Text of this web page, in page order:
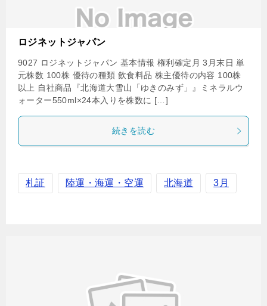
ロジネットジャパン
9027 ロジネットジャパン 基本情報 権利確定月 3月末日 単
元株数 100株 優待の種類 飲食料品 株主優待の内容 100株
以上 自社商品『北海道大雪山「ゆきのみず」』ミネラルウ
ォーター550ml×24本入りを株数に […]
続きを読む
札証 陸運・海運・空運 北海道 3月